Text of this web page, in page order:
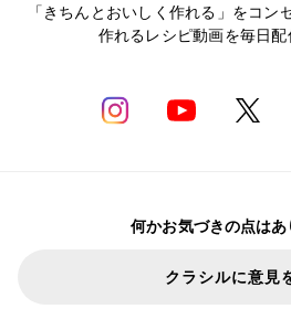
「きちんとおいしく作れる」をコン
作れるレシピ動画を毎日配
何かお気づきの点はあ
クラシルに意見